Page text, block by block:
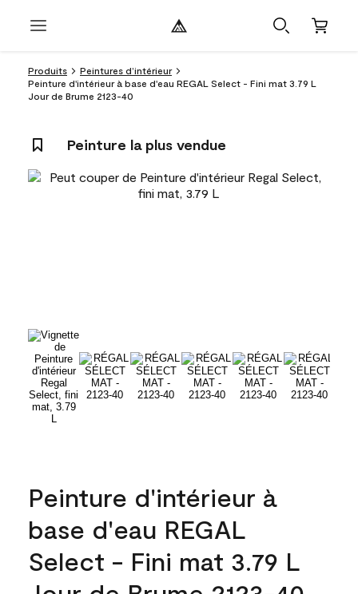
Produits
Peintures d’intérieur
Peinture d'intérieur à base d'eau REGAL Select - Fini mat 3.79 L
Jour de Brume 2123-40
Peinture la plus vendue
Peinture d'intérieur à
base d'eau REGAL
Select - Fini mat 3.79 L